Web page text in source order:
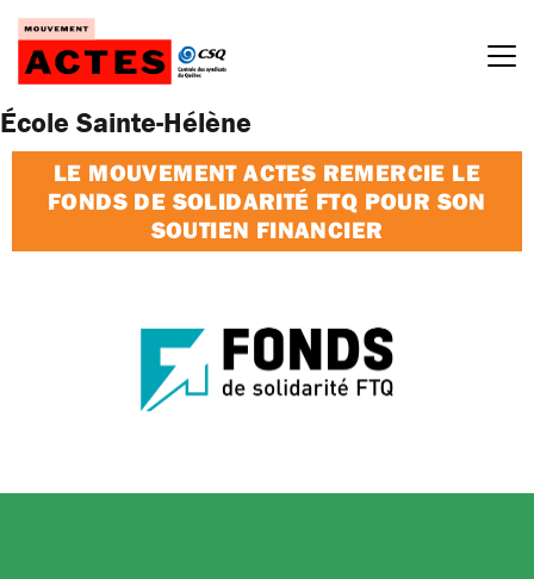
Passer
contenu
École Sainte-Hélène
LE MOUVEMENT ACTES REMERCIE LE
FONDS DE SOLIDARITÉ FTQ POUR SON
SOUTIEN FINANCIER